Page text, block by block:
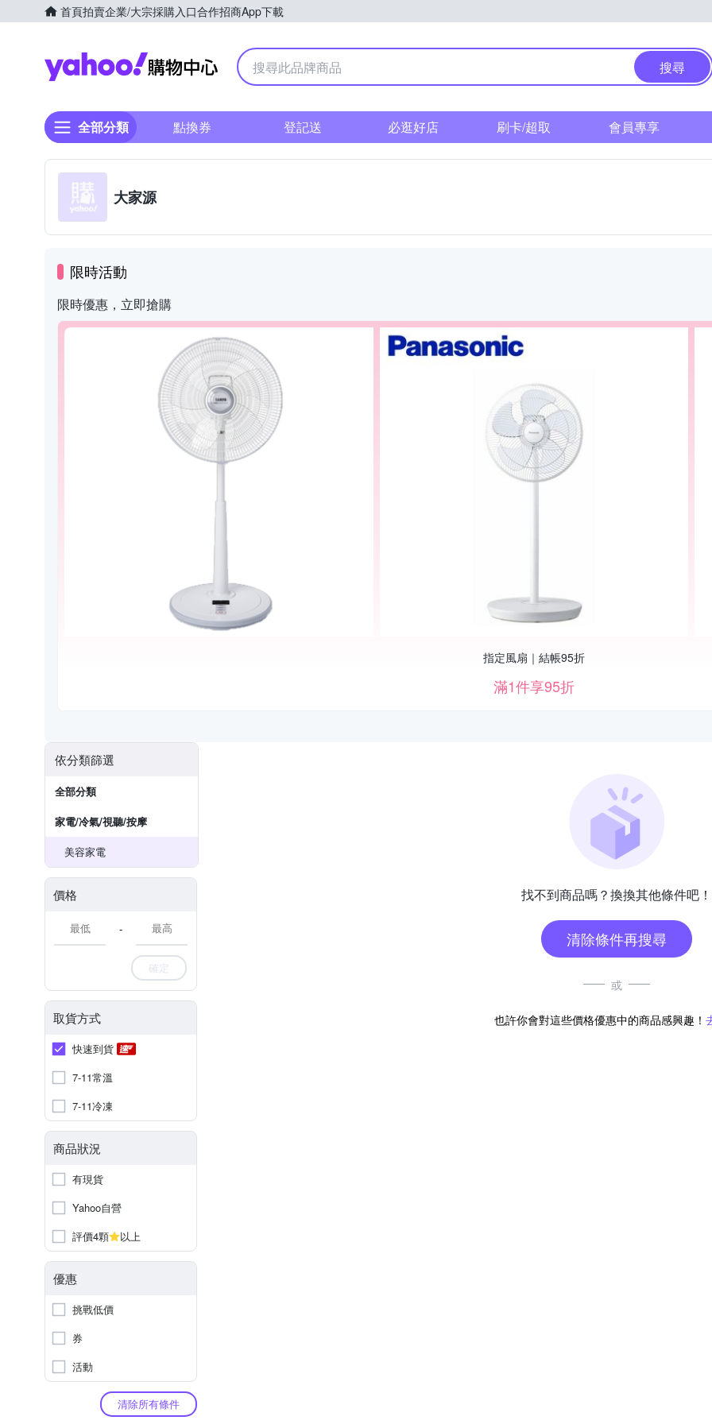
首頁拍賣企業/大宗採購入口合作招商App下載
Yahoo購物中心
搜尋
全部分類 點換券 登記送 必逛好店 刷卡/超取 會員專享
大家源
限時活動
限時優惠，立即搶購
指定風扇｜結帳95折
滿1件享95折
依分類篩選
全部分類
家電/冷氣/視聽/按摩
美容家電
價格
-
確定
取貨方式
快速到貨
7-11常溫
7-11冷凍
商品狀況
有現貨
Yahoo自營
評價4顆
以上
優惠
挑戰低價
券
活動
清除所有條件
找不到商品嗎？換換其他條件吧！
清除條件再搜尋
或
也許你會對這些價格優惠中的商品感興趣！